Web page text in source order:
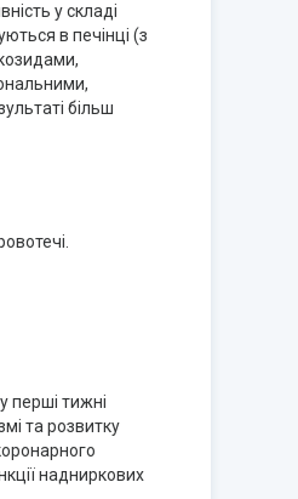
у складі
в печінці (з
більш
перші тижні
та розвитку
надниркових